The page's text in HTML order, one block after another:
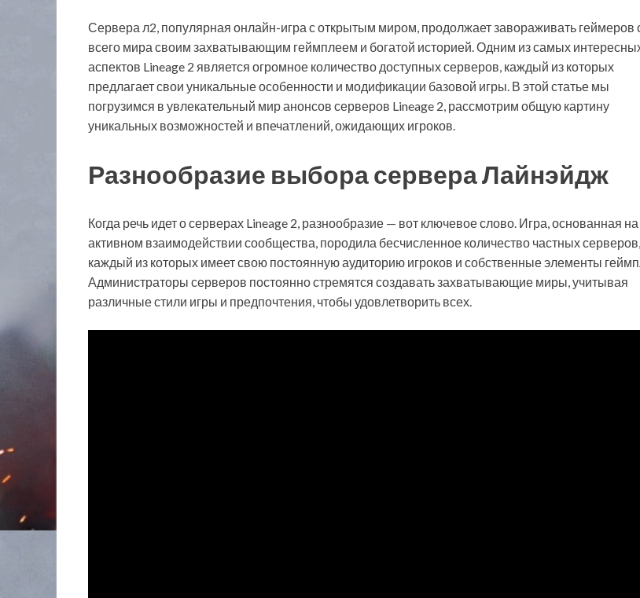
Сервера л2, популярная онлайн-игра с открытым миром, продолжает завораживать геймеров
всего мира своим захватывающим геймплеем и богатой историей. Одним из самых
аспектов Lineage 2 является огромное количество доступных серверов, каждый из которых
предлагает свои уникальные особенности и модификации базовой игры. В этой статье мы
погрузимся в увлекательный мир анонсов серверов Lineage 2, рассмотрим общую картину
уникальных возможностей и впечатлений, ожидающих игроков.
Разнообразие выбора сервера Лайнэйдж
Когда речь идет о серверах Lineage 2, разнообразие — вот ключевое слово. Игра, основанная на
активном взаимодействии сообщества, породила бесчисленное количество частных серверов,
каждый из которых имеет свою постоянную аудиторию игроков и собственные элементы
Администраторы серверов постоянно стремятся создавать захватывающие миры, учитывая
различные стили игры и предпочтения, чтобы удовлетворить всех.